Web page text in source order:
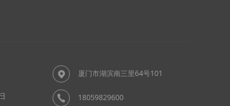
厦门市湖滨南三里64号101
18059829600